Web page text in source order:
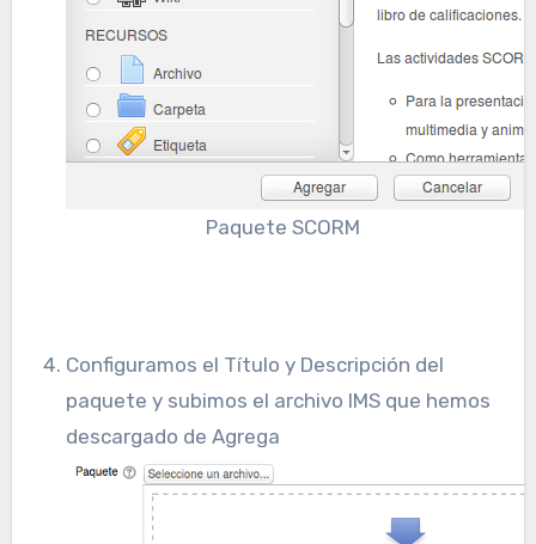
Paquete SCORM
Configuramos el Título y Descripción del
paquete y subimos el archivo IMS que hemos
descargado de Agrega